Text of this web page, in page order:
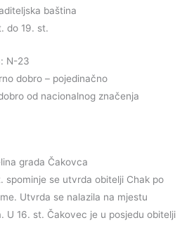
baština
do 19. st.
N-23
dobro – pojedinačno
od nacionalnog značenja
grada Čakovca
spominje se utvrda obitelji Chak po
Utvrda se nalazila na mjestu
U 16. st. Čakovec je u posjedu obitelji